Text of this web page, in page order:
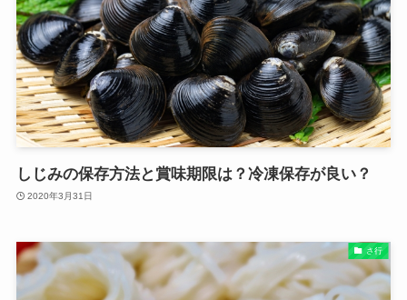
しじみの保存方法と賞味期限は？冷凍保存が良い？
2020年3月31日
さ行